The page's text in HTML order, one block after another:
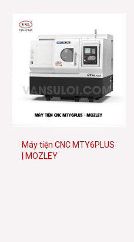
Máy tiện CNC MTY6PLUS
| MOZLEY